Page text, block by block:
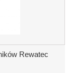
Rewatec